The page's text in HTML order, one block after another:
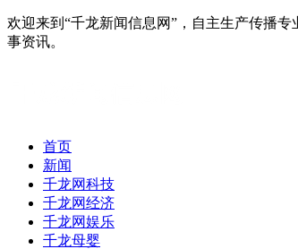
欢迎来到“千龙新闻信息网”，自主生产传播
事资讯。
首页
新闻
千龙网科技
千龙网经济
千龙网娱乐
千龙母婴